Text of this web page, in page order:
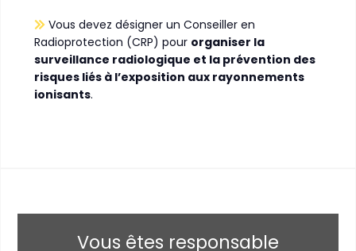
Vous devez désigner un Conseiller en
Radioprotection (CRP) pour organiser la
surveillance radiologique et la prévention des
risques liés à l’exposition aux rayonnements
ionisants.
Vous êtes responsable